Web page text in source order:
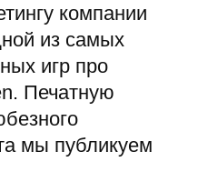
компании
из самых
игр про
Печатную
мы публикуем